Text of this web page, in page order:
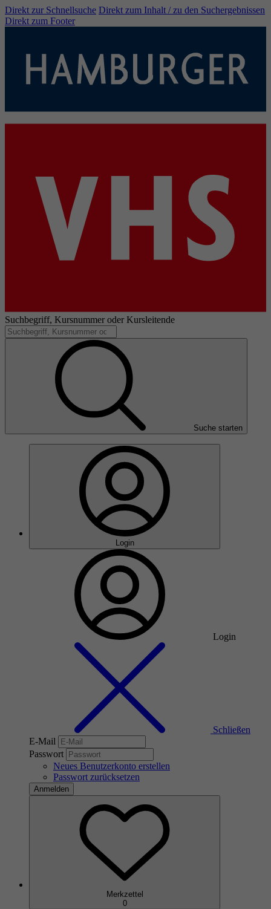
Direkt zur Schnellsuche Direkt zum Inhalt / zu den Suchergebnissen
Direkt zum Footer
Suchbegriff, Kursnummer oder Kursleitende
Suche starten
Login
Login
Schließen
E-Mail
Passwort
Neues Benutzerkonto erstellen
Passwort zurücksetzen
Anmelden
Merkzettel
0